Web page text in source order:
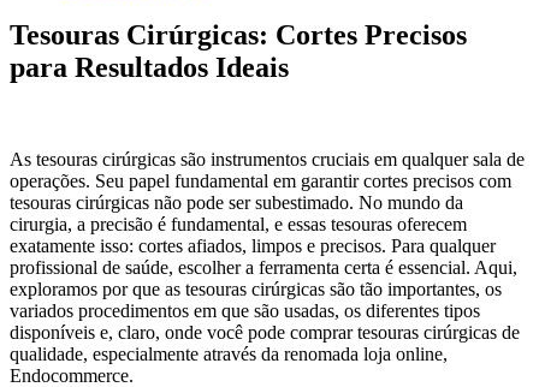
Tesouras Cirúrgicas: Cortes Precisos
para Resultados Ideais
As tesouras cirúrgicas são instrumentos cruciais em qualquer sala de
operações. Seu papel fundamental em garantir cortes precisos com
tesouras cirúrgicas não pode ser subestimado. No mundo da
cirurgia, a precisão é fundamental, e essas tesouras oferecem
exatamente isso: cortes afiados, limpos e precisos. Para qualquer
profissional de saúde, escolher a ferramenta certa é essencial. Aqui,
exploramos por que as tesouras cirúrgicas são tão importantes, os
variados procedimentos em que são usadas, os diferentes tipos
disponíveis e, claro, onde você pode comprar tesouras cirúrgicas de
qualidade, especialmente através da renomada loja online,
Endocommerce.